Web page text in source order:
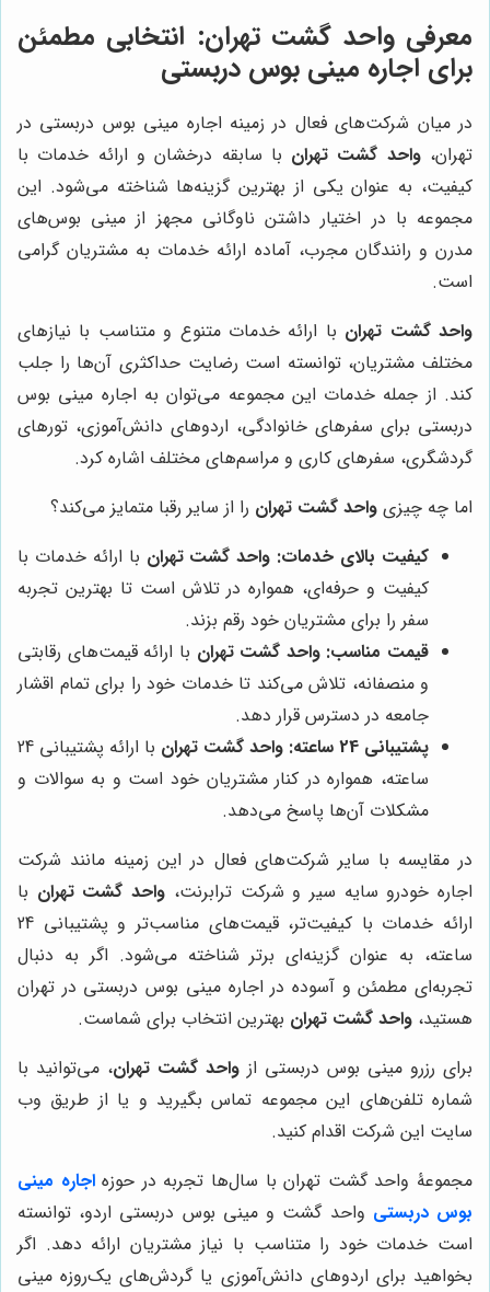
معرفیواحد گشت تهران: انتخابی مطمئن
برای اجاره مینی بوس دربستی
در میان شرکت‌های فعال در زمینه اجاره مینی بوس دربستی در
تهران،واحد گشت تهران با سابقه درخشان و ارائه خدمات با
کیفیت، به عنوان یکی از بهترین گزینه‌ها شناخته می‌شود. این
مجموعه با در اختیار داشتن ناوگانی مجهز از مینی بوس‌های
مدرن و رانندگان مجرب، آماده ارائه خدمات به مشتریان گرامی
است.
واحد گشت تهران با ارائه خدمات متنوع و متناسب با نیازهای
مختلف مشتریان، توانسته است رضایت حداکثری آن‌ها را جلب
کند. از جمله خدمات این مجموعه می‌توان به اجاره مینی بوس
دربستی برای سفرهای خانوادگی، اردوهای دانش‌آموزی، تورهای
گردشگری، سفرهای کاری و مراسم‌های مختلف اشاره کرد.
اما چه چیزی واحد گشت تهران را از سایر رقبا متمایز می‌کند؟
کیفیت بالای خدمات: واحد گشت تهران با ارائه خدمات با
کیفیت و حرفه‌ای، همواره در تلاش است تا بهترین تجربه
سفر را برای مشتریان خود رقم بزند.
قیمت مناسب: واحد گشت تهران با ارائه قیمت‌های رقابتی
و منصفانه، تلاش می‌کند تا خدمات خود را برای تمام اقشار
جامعه در دسترس قرار دهد.
پشتیبانی 24 ساعته:
واحد گشت تهران
با ارائه پشتیبانی 24
ساعته، همواره در کنار مشتریان خود است و به سوالات و
مشکلات آن‌ها پاسخ می‌دهد.
در مقایسه با سایر شرکت‌های فعال در این زمینه مانند شرکت
اجاره خودرو سایه سیر و شرکت ترابرنت، واحد گشت تهران با
ارائه خدمات با کیفیت‌تر، قیمت‌های مناسب‌تر و پشتیبانی 24
ساعته، به عنوان گزینه‌ای برتر شناخته می‌شود. اگر به دنبال
تجربه‌ای مطمئن و آسوده در اجاره مینی بوس دربستی در تهران
هستید، واحد گشت تهران بهترین انتخاب برای شماست.
برای رزرو مینی بوس دربستی از واحد گشت تهران، می‌توانید با
شماره تلفن‌های این مجموعه تماس بگیرید و یا از طریق وب
سایت این شرکت اقدام کنید.
مجموعۀ واحد گشت تهران با سال‌ها تجربه در حوزهاجاره مینی
بوس دربستی واحد گشت و مینی بوس دربستی اردو، توانسته
است خدمات خود را متناسب با نیاز مشتریان ارائه دهد. اگر
بخواهید برای اردوهای دانش‌آموزی یا گردش‌های یک‌روزه مینی